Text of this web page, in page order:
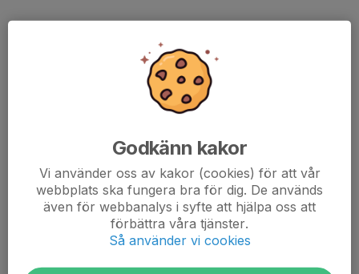
Godkänn kakor
Vi använder oss av kakor (cookies) för att vår
webbplats ska fungera bra för dig. De används
även för webbanalys i syfte att hjälpa oss att
förbättra våra tjänster.
Så använder vi cookies